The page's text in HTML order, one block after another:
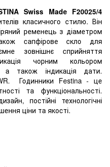
Swiss Made F20025/4
класичного стилю. Він
ременець з діаметром
сапфірове скло для
зовнішнє сприйняття
чорним кольором
також індикація дати.
Годинники Festina - це
та функціональності.
постійні технологічні
ціни та якості.